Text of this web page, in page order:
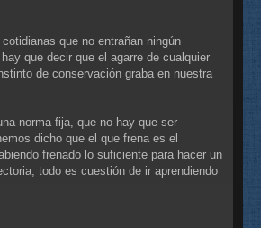
que no entrañan ningún
que decir que el agarre de cualquier
de conservación graba en nuestra
norma fija, que no hay que ser
dicho que el que frena es el
frenado lo suficiente para hacer un
todo es cuestión de ir aprendiendo